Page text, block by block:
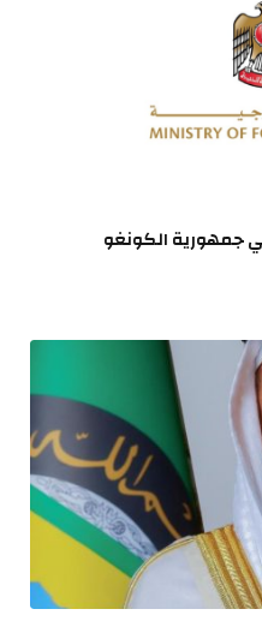
جمهورية الكونغو